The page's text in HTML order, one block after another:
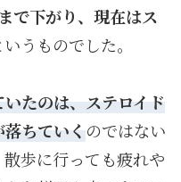
で下がり、現在はス
いうものでした。
たのは、ステロイド
ちていくのではない
歩に行っても疲れや